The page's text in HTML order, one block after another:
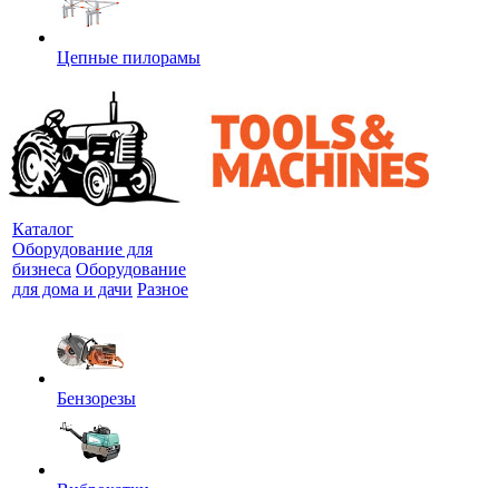
Цепные пилорамы
Каталог
Оборудование для
бизнеса Оборудование
для дома и дачи Разное
Бензорезы